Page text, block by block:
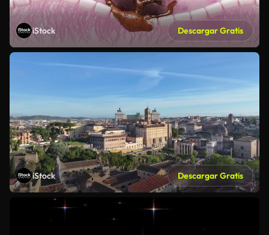
iStock Descargar Gratis
iStock Descargar Gratis